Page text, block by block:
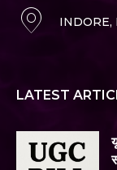
INDORE,
LATEST